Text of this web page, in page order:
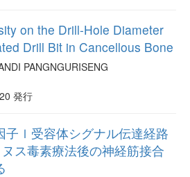
on the Drill-Hole Diameter
Drill Bit in Cancellous Bone
PANGNGURISENG
発行
子ｌ受容体シグナル伝達経路
ス毒素療法後の神経筋接合